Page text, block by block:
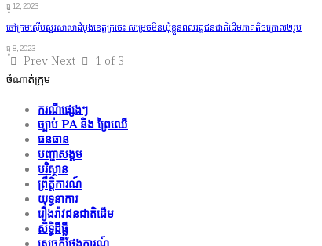
ធ្នូ 12, 2023
ចៅក្រមស៊ើបសួរសាលាដំបូងខេត្តក្រចេះ សម្រេចមិនឃុំខ្លួនពលរដ្ឋជនជាតិដើមភាគតិចក្រោល២រូប
ធ្នូ 8, 2023
Prev Next 1 of 3
ចំណាត់ក្រុម
ករណីផ្សេងៗ
ច្បាប់ PA និង ព្រៃឈើ
ធនធាន
បញ្ហាសង្គម
បរិស្ថាន
ព្រឹត្តិការណ៍
យុទ្ធនាការ
រឿងរ៉ាវជនជាតិដើម
សិទ្ធិដីធ្លី